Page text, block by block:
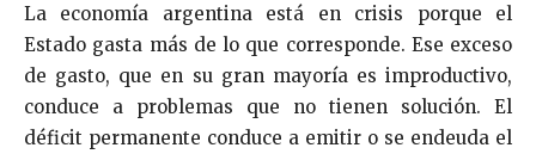
La economía argentina está en crisis porque el
Estado gasta más de lo que corresponde. Ese exceso
de gasto, que en su gran mayoría es improductivo,
conduce a problemas que no tienen solución. El
déficit permanente conduce a emitir o se endeuda el